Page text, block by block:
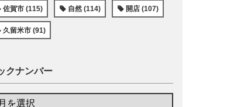
佐賀市 (115) 自然 (114) 開店 (107)
久留米市 (91)
クナンバー